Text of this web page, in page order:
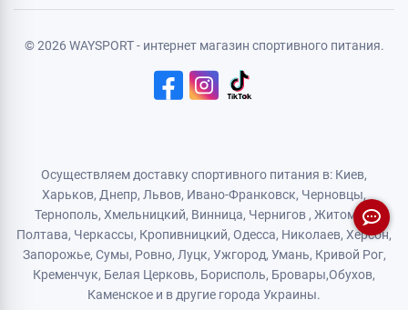
Логистический партнер
© 2026 WAYSPORT - интернет магазин спортивного питания.